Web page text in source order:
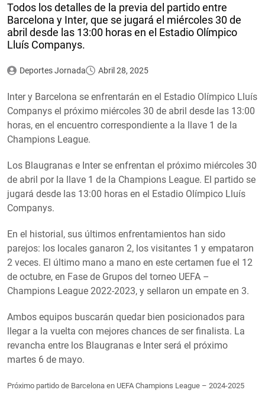
Todos los detalles de la previa del partido entre
Barcelona y Inter, que se jugará el miércoles 30 de
abril desde las 13:00 horas en el Estadio Olímpico
Lluís Companys.
Deportes Jornada Abril 28, 2025
Inter y Barcelona se enfrentarán en el Estadio Olímpico Lluís
Companys el próximo miércoles 30 de abril desde las 13:00
horas, en el encuentro correspondiente a la llave 1 de la
Champions League.
Los Blaugranas e Inter se enfrentan el próximo miércoles 30
de abril por la llave 1 de la Champions League. El partido se
jugará desde las 13:00 horas en el Estadio Olímpico Lluís
Companys.
En el historial, sus últimos enfrentamientos han sido
parejos: los locales ganaron 2, los visitantes 1 y empataron
2 veces. El último mano a mano en este certamen fue el 12
de octubre, en Fase de Grupos del torneo UEFA –
Champions League 2022-2023, y sellaron un empate en 3.
Ambos equipos buscarán quedar bien posicionados para
llegar a la vuelta con mejores chances de ser finalista. La
revancha entre los Blaugranas e Inter será el próximo
martes 6 de mayo.
Próximo partido de Barcelona en UEFA Champions League – 2024-2025